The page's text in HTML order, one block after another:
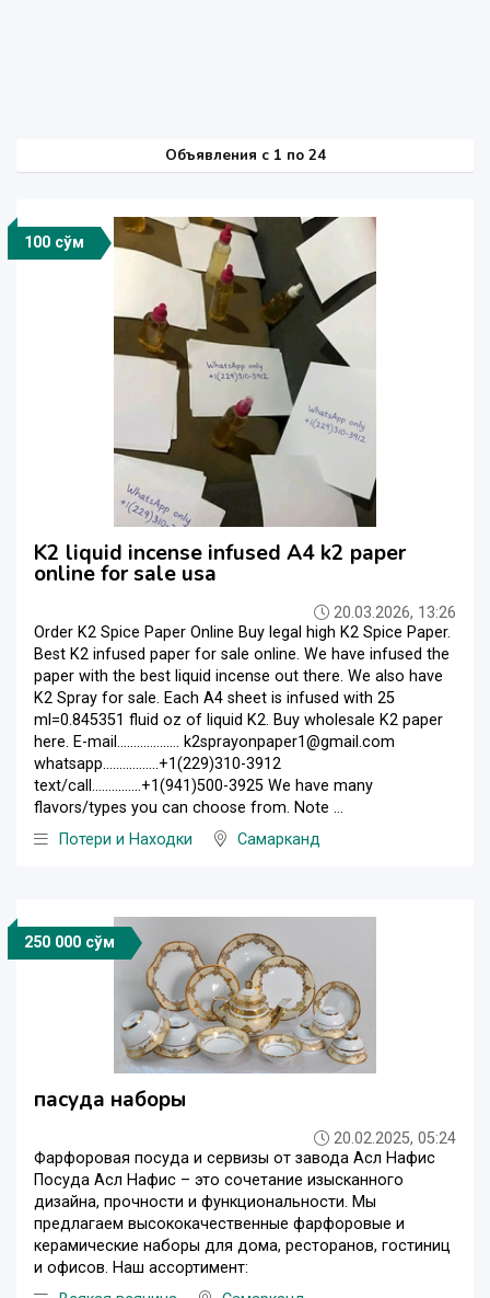
Объявления c 1 по 24
100 сўм
K2 liquid incense infused A4 k2 paper
online for sale usa
20.03.2026, 13:26
Order K2 Spice Paper Online Buy legal high K2 Spice Paper.
Best K2 infused paper for sale online. We have infused the
paper with the best liquid incense out there. We also have
K2 Spray for sale. Each A4 sheet is infused with 25
ml=0.845351 fluid oz of liquid K2. Buy wholesale K2 paper
here. E-mail................... k2sprayonpaper1@gmail.com
whatsapp.................+1(229)310-3912
text/call...............+1(941)500-3925 We have many
flavors/types you can choose from. Note ...
Потери и Находки
Самарканд
250 000 сўм
пасуда наборы
20.02.2025, 05:24
Фарфоровая посуда и сервизы от завода Асл Нафис
Посудa Асл Нафис – это сочетание изысканного
дизайна, прочности и функциональности. Мы
предлагаем высококачественные фарфоровые и
керамические наборы для дома, ресторанов, гостиниц
и офисов. Наш ассортимент: